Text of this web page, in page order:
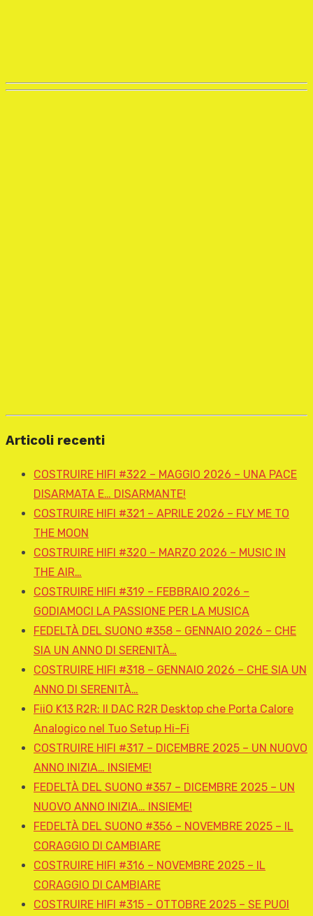
Articoli recenti
COSTRUIRE HIFI #322 – MAGGIO 2026 – UNA PACE
DISARMATA E… DISARMANTE!
COSTRUIRE HIFI #321 – APRILE 2026 – FLY ME TO
THE MOON
COSTRUIRE HIFI #320 – MARZO 2026 – MUSIC IN
THE AIR…
COSTRUIRE HIFI #319 – FEBBRAIO 2026 –
GODIAMOCI LA PASSIONE PER LA MUSICA
FEDELTÀ DEL SUONO #358 – GENNAIO 2026 – CHE
SIA UN ANNO DI SERENITÀ…
COSTRUIRE HIFI #318 – GENNAIO 2026 – CHE SIA UN
ANNO DI SERENITÀ…
FiiO K13 R2R: Il DAC R2R Desktop che Porta Calore
Analogico nel Tuo Setup Hi-Fi
COSTRUIRE HIFI #317 – DICEMBRE 2025 – UN NUOVO
ANNO INIZIA… INSIEME!
FEDELTÀ DEL SUONO #357 – DICEMBRE 2025 – UN
NUOVO ANNO INIZIA… INSIEME!
FEDELTÀ DEL SUONO #356 – NOVEMBRE 2025 – IL
CORAGGIO DI CAMBIARE
COSTRUIRE HIFI #316 – NOVEMBRE 2025 – IL
CORAGGIO DI CAMBIARE
COSTRUIRE HIFI #315 – OTTOBRE 2025 – SE PUOI